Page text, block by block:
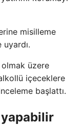
misilleme
uyardı.
üzere
içeceklere
başlattı.